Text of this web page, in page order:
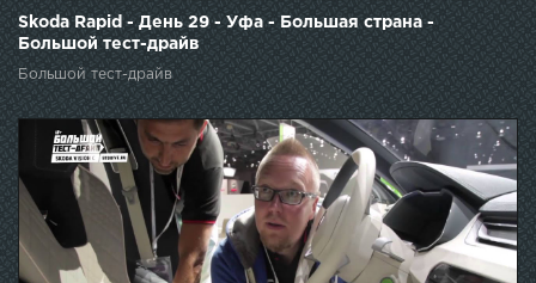
Skoda Rapid - День 29 - Уфа - Большая страна -
Большой тест-драйв
Большой тест-драйв